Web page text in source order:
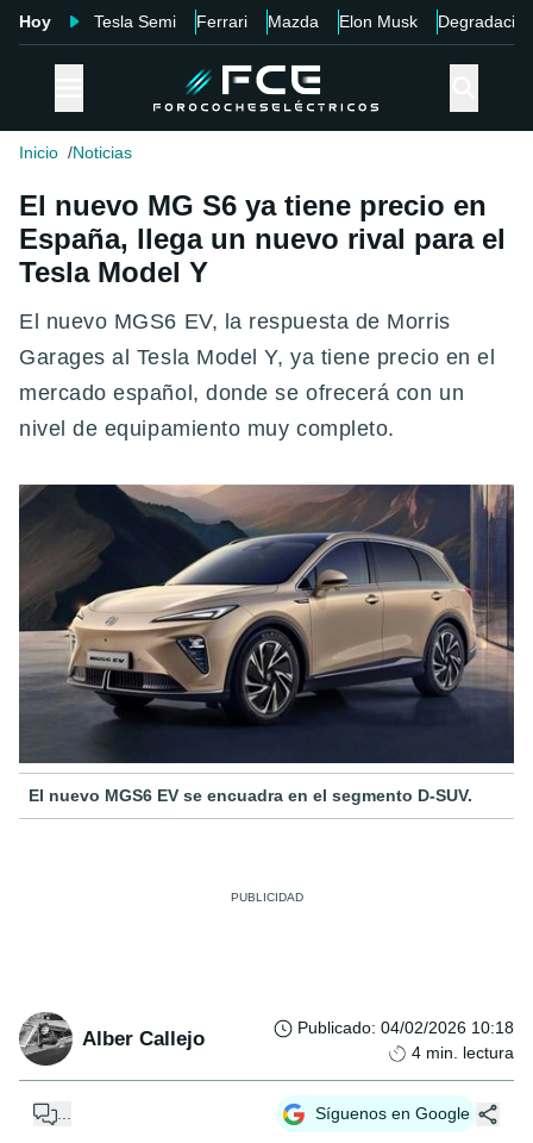
Hoy Tesla Semi Ferrari Mazda Elon Musk Degradación
Inicio Noticias
El nuevo MG S6 ya tiene precio en
España, llega un nuevo rival para el
Tesla Model Y
El nuevo MGS6 EV, la respuesta de Morris
Garages al Tesla Model Y, ya tiene precio en el
mercado español, donde se ofrecerá con un
nivel de equipamiento muy completo.
El nuevo MGS6 EV se encuadra en el segmento D-SUV.
Alber Callejo Publicado: 04/02/2026 10:18
4 min. lectura
... Síguenos en Google